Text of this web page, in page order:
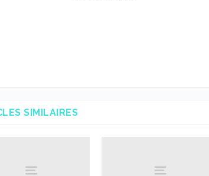
SIMILAIRES